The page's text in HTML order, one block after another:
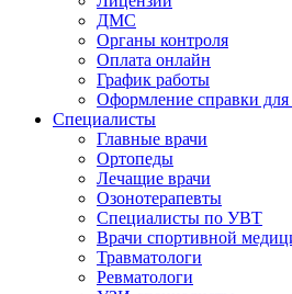
ДМС
Органы контроля
Оплата онлайн
График работы
Оформление справки
Специалисты
Главные врачи
Ортопеды
Лечащие врачи
Озонотерапевты
Специалисты по УВТ
Врачи спортивной
Травматологи
Ревматологи